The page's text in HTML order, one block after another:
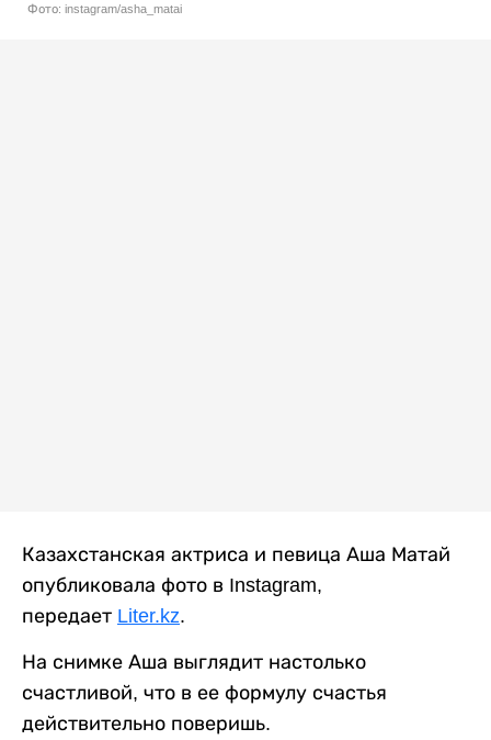
Фото: instagram/asha_matai
Казахстанская актриса и певица Аша Матай
опубликовала фото в Instagram,
передает Liter.kz.
На снимке Аша выглядит настолько
счастливой, что в ее формулу счастья
действительно поверишь.